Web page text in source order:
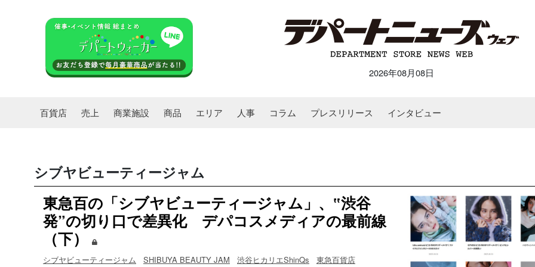
2026年08月08日
百貨店 売上 商業施設 商品 エリア 人事 コラム プレスリリース インタビュー
シブヤビューティージャム
東急百の「シブヤビューティージャム」、‟渋谷
発”の切り口で差異化 デパコスメディアの最前線
（下）
シブヤビューティージャム SHIBUYA BEAUTY JAM 渋谷ヒカリエShinQs 東急百貨店